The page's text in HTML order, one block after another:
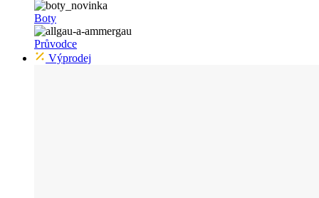
Boty
Průvodce
Výprodej